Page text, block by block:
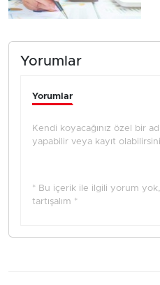
Yorumlar
Yorumlar
Kendi koyacağınız özel bir
yapabilir veya kayıt
* Bu içerik ile ilgili yorum
tartışalım *